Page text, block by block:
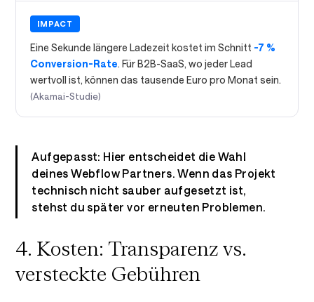
IMPACT
Eine Sekunde längere Ladezeit kostet im Schnitt -7 %
Conversion-Rate. Für B2B-SaaS, wo jeder Lead
wertvoll ist, können das tausende Euro pro Monat sein.
(Akamai-Studie)
Aufgepasst: Hier entscheidet die Wahl
deines Webflow Partners. Wenn das Projekt
technisch nicht sauber aufgesetzt ist,
stehst du später vor erneuten Problemen.
4. Kosten: Transparenz vs.
versteckte Gebühren